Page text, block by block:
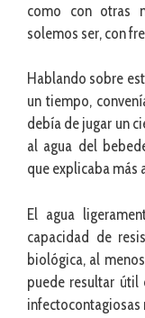
como con otras
solemos ser, con
Hablando sobre
un tiempo,
debía de jugar un
al agua del
que explicaba más
El agua
capacidad de
biológica, al
puede resultar útil
infectocontagiosas